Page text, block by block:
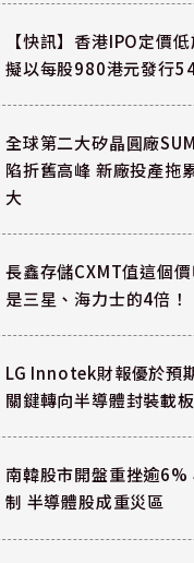
【快訊】香港IPO定價
擬以每股980港元發行
全球第二大矽晶圓廠
陷折舊高峰 新廠投產拖
大
長鑫存儲CXMT值這個
是三星、海力士的4倍！
LG Innotek財報優於預
關鍵轉向半導體封裝載板
南韓股市開盤重挫逾6%
制 半導體股成重災區